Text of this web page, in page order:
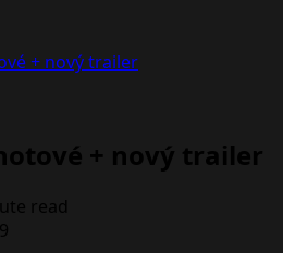
+ nový trailer
+ nový trailer
read